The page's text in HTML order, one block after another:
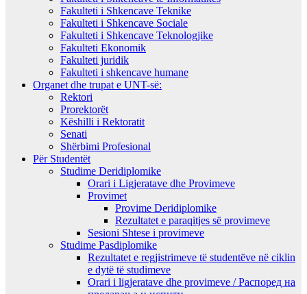
Fakulteti i Shkencave Teknike
Fakulteti i Shkencave Sociale
Fakulteti i Shkencave Teknologjike
Fakulteti Ekonomik
Fakulteti juridik
Fakulteti i shkencave humane
Organet dhe trupat e UNT-së:
Rektori
Prorektorët
Këshilli i Rektoratit
Senati
Shërbimi Profesional
Për Studentët
Studime Deridiplomike
Orari i Ligjeratave dhe Provimeve
Provimet
Provime Deridiplomike
Rezultatet e paraqitjes së provimeve
Sesioni Shtese i provimeve
Studime Pasdiplomike
Rezultatet e regjistrimeve të studentëve në ciklin
e dytë të studimeve
Orari i ligjeratave dhe provimeve / Распоред на